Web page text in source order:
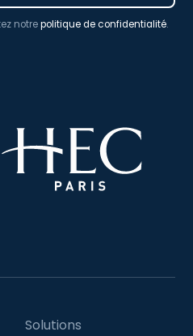
notrepolitique de confidentialité.
Solutions